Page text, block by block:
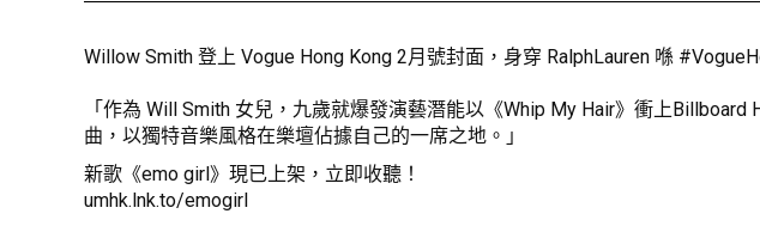
Willow Smith 登上 Vogue Hong Kong 2月號封面，身穿 RalphLauren 喺
「作為 Will Smith 女兒，九歲就爆發演藝潛能以《Whip My Hair》衝上
曲，以獨特音樂風格在樂壇佔據自己的一席之地。」
新歌《emo girl》現已上架，立即收聽！
umhk.lnk.to/emogirl